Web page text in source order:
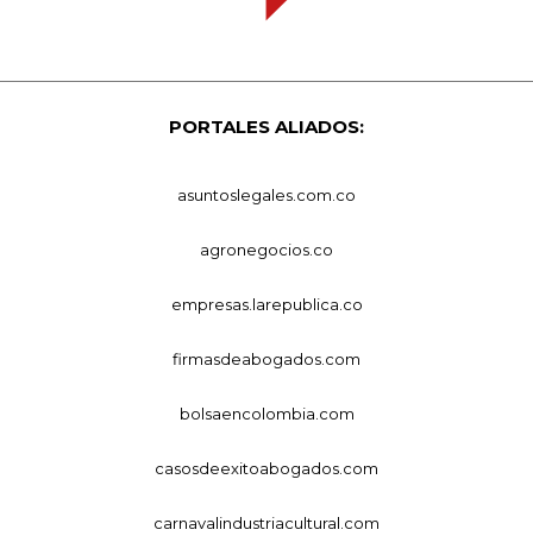
PORTALES ALIADOS:
asuntoslegales.com.co
agronegocios.co
empresas.larepublica.co
firmasdeabogados.com
bolsaencolombia.com
casosdeexitoabogados.com
carnavalindustriacultural.com